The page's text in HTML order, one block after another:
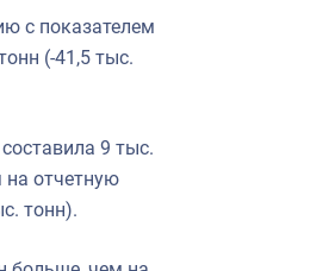
с показателем
(-41,5 тыс.
9 тыс.
на отчетную
тонн).